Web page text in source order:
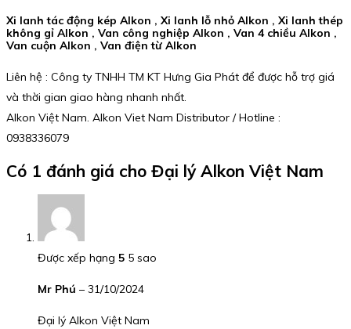
Xi lanh tác động kép Alkon , Xi lanh lỗ nhỏ Alkon , Xi lanh thép
không gỉ Alkon , Van công nghiệp Alkon , Van 4 chiều Alkon ,
Van cuộn Alkon , Van điện từ Alkon
Liên hệ : Công ty TNHH TM KT Hưng Gia Phát để được hỗ trợ giá
và thời gian giao hàng nhanh nhất.
Alkon Việt Nam. Alkon Viet Nam Distributor / Hotline :
0938336079
Có 1 đánh giá cho Đại lý Alkon Việt Nam
Được xếp hạng 5 5 sao
Mr Phú – 31/10/2024
Đại lý Alkon Việt Nam